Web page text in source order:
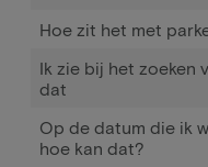
Hoe zit het met
Ik zie bij het zoeken
dat
Op de datum die ik
hoe kan dat?